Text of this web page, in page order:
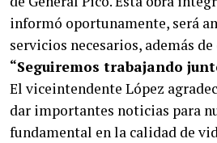
informó oportunamente, será
servicios necesarios, además
“Seguiremos trabajando
El viceintendente López
dar importantes noticias para
fundamental en la calidad de